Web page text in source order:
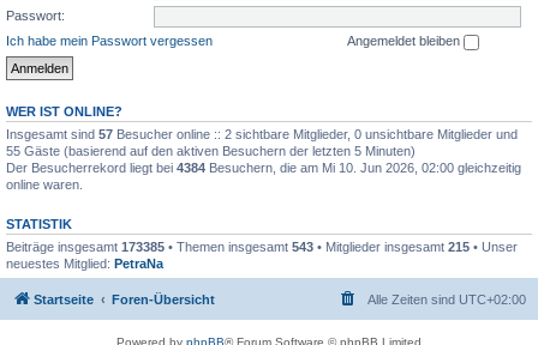
Passwort:
Ich habe mein Passwort vergessen
Angemeldet bleiben
WER IST ONLINE?
Insgesamt sind 57 Besucher online :: 2 sichtbare Mitglieder, 0 unsichtbare Mitglieder und
55 Gäste (basierend auf den aktiven Besuchern der letzten 5 Minuten)
Der Besucherrekord liegt bei 4384 Besuchern, die am Mi 10. Jun 2026, 02:00 gleichzeitig
online waren.
STATISTIK
Beiträge insgesamt 173385 • Themen insgesamt 543 • Mitglieder insgesamt 215 • Unser
neuestes Mitglied: PetraNa
Startseite Foren-Übersicht Alle Zeiten sind UTC+02:00
Powered by phpBB® Forum Software © phpBB Limited